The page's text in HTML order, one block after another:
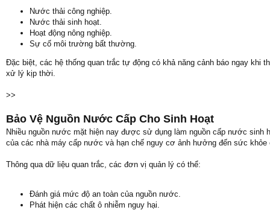
Nước thải công nghiệp.
Nước thải sinh hoạt.
Hoạt động nông nghiệp.
Sự cố môi trường bất thường.
Đặc biệt, các hệ thống quan trắc tự động có khả năng cảnh báo ngay khi
xử lý kịp thời.
>>
Bảo Vệ Nguồn Nước Cấp Cho Sinh Hoạt
Nhiều nguồn nước mặt hiện nay được sử dụng làm nguồn cấp nước
của các nhà máy cấp nước và hạn chế nguy cơ ảnh hưởng đến sức khỏe
Thông qua dữ liệu quan trắc, các đơn vị quản lý có thể:
Đánh giá mức độ an toàn của nguồn nước.
Phát hiện các chất ô nhiễm nguy hại.